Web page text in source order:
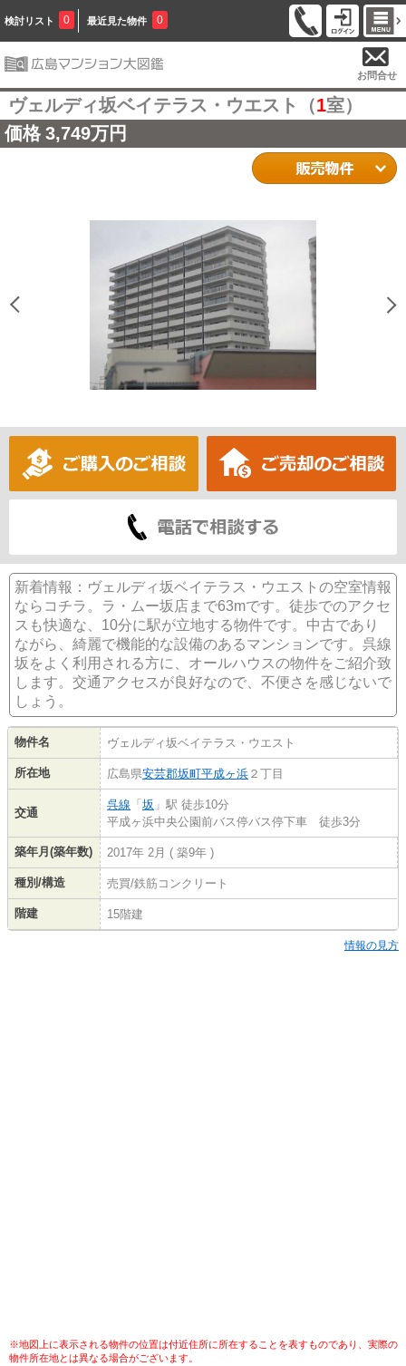
検討リスト 0 最近見た物件 0
お問合せ
ヴェルディ坂ベイテラス・ウエスト（1室）
価格 3,749万円
新着情報：ヴェルディ坂ベイテラス・ウエストの空室情報
ならコチラ。ラ・ムー坂店まで63mです。徒歩でのアクセ
スも快適な、10分に駅が立地する物件です。中古であり
ながら、綺麗で機能的な設備のあるマンションです。呉線
坂をよく利用される方に、オールハウスの物件をご紹介致
します。交通アクセスが良好なので、不便さを感じないで
しょう。
物件名 ヴェルディ坂ベイテラス・ウエスト
所在地 広島県安芸郡坂町平成ヶ浜 ２丁目
交通
呉線 「坂 」駅 徒歩10分
平成ヶ浜中央公園前バス停バス停下車 徒歩3分
築年月(築年数) 2017年 2月 ( 築9年 )
種別/構造 売買/鉄筋コンクリート
階建 15階建
情報の見方
※地図上に表示される物件の位置は付近住所に所在することを表すものであり、実際の
物件所在地とは異なる場合がございます。